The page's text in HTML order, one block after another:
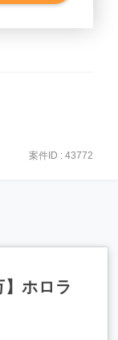
案件ID : 43772
】ホロラ